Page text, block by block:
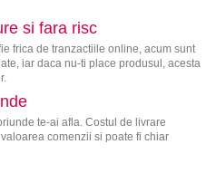
si fara risc
frica de tranzactiile online, acum sunt
iar daca nu-ti place produsul, acesta
te-ai afla. Costul de livrare
comenzii si poate fi chiar